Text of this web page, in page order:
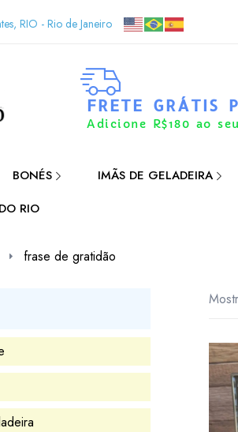
RIO - Rio de Janeiro
FRETE GRÁTIS
Adicione R$180 ao
BONÉS IMÃS DE GELADEIRA
RIO
frase de gratidão